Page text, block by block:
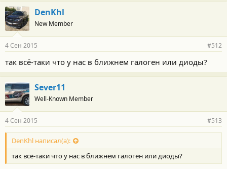
DenKhl
New Member
4 Сен 2015 #512
так всё-таки что у нас в ближнем галоген или диоды?
Sever11
Well-Known Member
4 Сен 2015 #513
DenKhl написал(а):
так всё-таки что у нас в ближнем галоген или диоды?